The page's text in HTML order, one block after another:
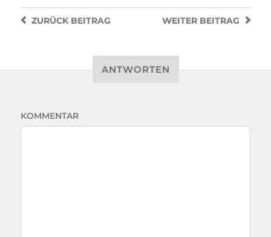
WEITER BEITRAG
ZURÜCKBEITRAG
ANTWORTEN
KOMMENTAR